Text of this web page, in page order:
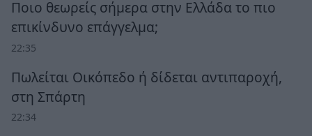
Ποιο θεωρείς σήμερα στην Ελλάδα το πιο
επικίνδυνο επάγγελμα;
22:35
Πωλείται Οικόπεδο ή δίδεται αντιπαροχή,
στη Σπάρτη
22:34